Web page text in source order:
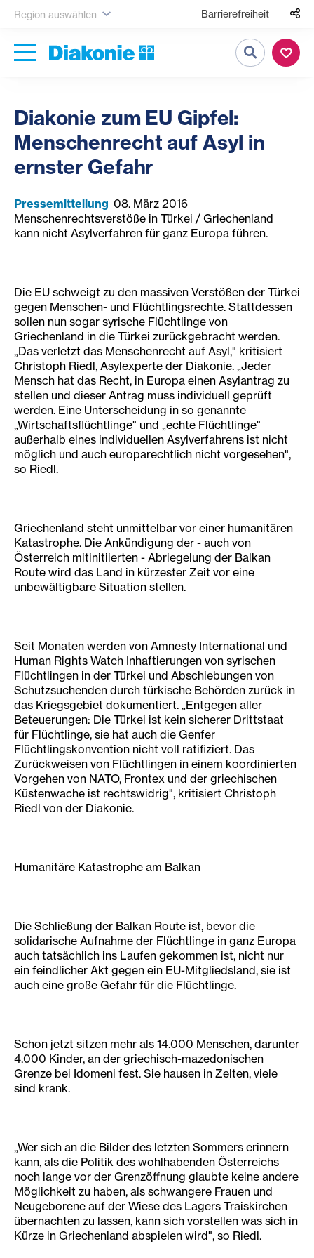
Region auswählen Barrierefreiheit
Suche
Diakonie zum EU Gipfel:
Menschenrecht auf Asyl in
ernster Gefahr
Pressemitteilung 08. März 2016
Menschenrechtsverstöße in Türkei / Griechenland
kann nicht Asylverfahren für ganz Europa führen.
Die EU schweigt zu den massiven Verstößen der Türkei
gegen Menschen- und Flüchtlingsrechte. Stattdessen
sollen nun sogar syrische Flüchtlinge von
Griechenland in die Türkei zurückgebracht werden.
„Das verletzt das Menschenrecht auf Asyl," kritisiert
Christoph Riedl, Asylexperte der Diakonie. „Jeder
Mensch hat das Recht, in Europa einen Asylantrag zu
stellen und dieser Antrag muss individuell geprüft
werden. Eine Unterscheidung in so genannte
„Wirtschaftsflüchtlinge" und „echte Flüchtlinge"
außerhalb eines individuellen Asylverfahrens ist nicht
möglich und auch europarechtlich nicht vorgesehen",
so Riedl.
Griechenland steht unmittelbar vor einer humanitären
Katastrophe. Die Ankündigung der - auch von
Österreich mitinitiierten - Abriegelung der Balkan
Route wird das Land in kürzester Zeit vor eine
unbewältigbare Situation stellen.
Seit Monaten werden von Amnesty International und
Human Rights Watch Inhaftierungen von syrischen
Flüchtlingen in der Türkei und Abschiebungen von
Schutzsuchenden durch türkische Behörden zurück in
das Kriegsgebiet dokumentiert. „Entgegen aller
Beteuerungen: Die Türkei ist kein sicherer Drittstaat
für Flüchtlinge, sie hat auch die Genfer
Flüchtlingskonvention nicht voll ratifiziert. Das
Zurückweisen von Flüchtlingen in einem koordinierten
Vorgehen von NATO, Frontex und der griechischen
Küstenwache ist rechtswidrig", kritisiert Christoph
Riedl von der Diakonie.
Humanitäre Katastrophe am Balkan
Die Schließung der Balkan Route ist, bevor die
solidarische Aufnahme der Flüchtlinge in ganz Europa
auch tatsächlich ins Laufen gekommen ist, nicht nur
ein feindlicher Akt gegen ein EU-Mitgliedsland, sie ist
auch eine große Gefahr für die Flüchtlinge.
Schon jetzt sitzen mehr als 14.000 Menschen, darunter
4.000 Kinder, an der griechisch-mazedonischen
Grenze bei Idomeni fest. Sie hausen in Zelten, viele
sind krank.
„Wer sich an die Bilder des letzten Sommers erinnern
kann, als die Politik des wohlhabenden Österreichs
noch lange vor der Grenzöffnung glaubte keine andere
Möglichkeit zu haben, als schwangere Frauen und
Neugeborene auf der Wiese des Lagers Traiskirchen
übernachten zu lassen, kann sich vorstellen was sich in
Kürze in Griechenland abspielen wird", so Riedl.